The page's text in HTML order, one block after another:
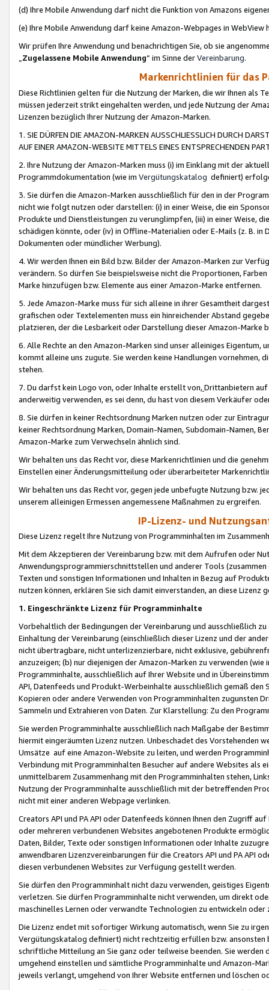
(d) Ihre Mobile Anwendung darf nicht die Funktion von Amazons
(e) Ihre Mobile Anwendung darf keine Amazon-Webpages in WebView
Wir prüfen Ihre Anwendung und benachrichtigen Sie, ob sie
„Zugelassene Mobile Anwendung“ im Sinne derVereinbarung.
Markenrichtlinien für das
Diese Richtlinien gelten für die Nutzung der Marken, die wir Ihnen als
müssen jederzeit strikt eingehalten werden, und jede Nutzung der
Lizenzen bezüglich Ihrer Nutzung der Amazon-Marken.
1. SIE DÜRFEN DIE AMAZON-MARKEN AUSSCHLIESSLICH DURCH
AUF EINER AMAZON-WEBSITE MITTELS EINES ENTSPRECHENDEN
2. Ihre Nutzung der Amazon-Marken muss (i) im Einklang mit der
Programmdokumentation (wie im Vergütungskatalog definiert)
3. Sie dürfen die Amazon-Marken ausschließlich für den in der
nicht wie folgt nutzen oder darstellen: (i) in einer Weise, die ein
Produkte und Dienstleistungen zu verunglimpfen, (iii) in einer Weise,
schädigen könnte, oder (iv) in Offline-Materialien oder E-Mails (z. B. in
Dokumenten oder mündlicher Werbung).
4. Wir werden Ihnen ein Bild bzw. Bilder der Amazon-Marken zur
verändern. So dürfen Sie beispielsweise nicht die Proportionen,
Marke hinzufügen bzw. Elemente aus einer Amazon-Marke entfernen.
5. Jede Amazon-Marke muss für sich alleine in ihrer Gesamtheit
grafischen oder Textelementen muss ein hinreichender Abstand
platzieren, der die Lesbarkeit oder Darstellung dieser Amazon-Marke
6. Alle Rechte an den Amazon-Marken sind unser alleiniges
kommt alleine uns zugute. Sie werden keine Handlungen vornehmen,
stehen.
7. Du darfst kein Logo von, oder Inhalte erstellt von,Drittanbietern auf
anderweitig verwenden, es sei denn, du hast von diesem Verkäufer
8. Sie dürfen in keiner Rechtsordnung Marken nutzen oder zur
keiner Rechtsordnung Marken, Domain-Namen, Subdomain-Namen,
Amazon-Marke zum Verwechseln ähnlich sind.
Wir behalten uns das Recht vor, diese Markenrichtlinien und die
Einstellen einer Änderungsmitteilung oder überarbeiteter
Wir behalten uns das Recht vor, gegen jede unbefugte Nutzung bzw.
unserem alleinigen Ermessen angemessene Maßnahmen zu ergreifen.
IP-Lizenz- und
Diese Lizenz regelt Ihre Nutzung von Programminhalten im
Mit dem Akzeptieren der Vereinbarung bzw. mit dem Aufrufen oder
Anwendungsprogrammierschnittstellen und anderer Tools (zusammen
Texten und sonstigen Informationen und Inhalten in Bezug auf
nutzen können, erklären Sie sich damit einverstanden, an diese Lizenz
1. Eingeschränkte Lizenz für Programminhalte
Vorbehaltlich der Bedingungen der Vereinbarung und ausschließlich
Einhaltung der Vereinbarung (einschließlich dieser Lizenz und der
nicht übertragbare, nicht unterlizenzierbare, nicht exklusive,
anzuzeigen; (b) nur diejenigen der Amazon-Marken zu verwenden
Programminhalte, ausschließlich auf Ihrer Website und in
API, Datenfeeds und Produkt-Werbeinhalte ausschließlich gemäß
Kopieren oder andere Verwenden von Programminhalten zugunsten
Sammeln und Extrahieren von Daten. Zur Klarstellung: Zu den
Sie werden Programminhalte ausschließlich nach Maßgabe der
hiermit eingeräumten Lizenz nutzen. Unbeschadet des Vorstehenden
Umsätze auf eine Amazon-Website zu leiten, und werden
Verbindung mit Programminhalten Besucher auf andere Websites als
unmittelbarem Zusammenhang mit den Programminhalten stehen,
Nutzung der Programminhalte ausschließlich mit der betreffenden
nicht mit einer anderen Webpage verlinken.
Creators API und PA API oder Datenfeeds können Ihnen den Zugriff
oder mehreren verbundenen Websites angebotenen Produkte
Daten, Bilder, Texte oder sonstigen Informationen oder Inhalte
anwendbaren Lizenzvereinbarungen für die Creators API und PA API
diesen verbundenen Websites zur Verfügung gestellt werden.
Sie dürfen den Programminhalt nicht dazu verwenden, geistiges
verletzen. Sie dürfen Programminhalte nicht verwenden, um direkt
maschinelles Lernen oder verwandte Technologien zu entwickeln
Die Lizenz endet mit sofortiger Wirkung automatisch, wenn Sie zu
Vergütungskatalog definiert) nicht rechtzeitig erfüllen bzw. ansonsten
schriftliche Mitteilung an Sie ganz oder teilweise beenden. Sie werden
umgehend einstellen und sämtliche Programminhalte und Amazon-
jeweils verlangt, umgehend von Ihrer Website entfernen und löschen